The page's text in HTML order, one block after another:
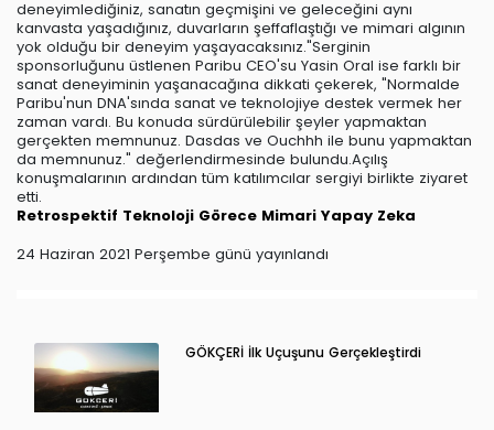
deneyimlediğiniz, sanatın geçmişini ve geleceğini aynı
kanvasta yaşadığınız, duvarların şeffaflaştığı ve mimari algının
yok olduğu bir deneyim yaşayacaksınız."Serginin
sponsorluğunu üstlenen Paribu CEO'su Yasin Oral ise farklı bir
sanat deneyiminin yaşanacağına dikkati çekerek, "Normalde
Paribu'nun DNA'sında sanat ve teknolojiye destek vermek her
zaman vardı. Bu konuda sürdürülebilir şeyler yapmaktan
gerçekten memnunuz. Dasdas ve Ouchhh ile bunu yapmaktan
da memnunuz." değerlendirmesinde bulundu.Açılış
konuşmalarının ardından tüm katılımcılar sergiyi birlikte ziyaret
etti.
Retrospektif Teknoloji Görece Mimari Yapay Zeka
24 Haziran 2021 Perşembe günü yayınlandı
GÖKÇERİ İlk Uçuşunu Gerçekleştirdi